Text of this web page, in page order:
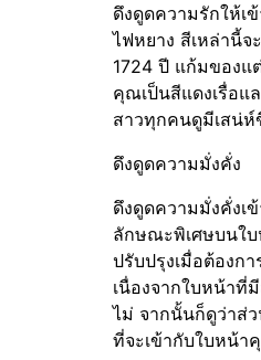
ดึงดูดความรักให้
ไฟหยาง สีเหล่านี้
1724 ปี แก้มของแ
คุณเป็นสีแดงเรื่อแ
สาวทุกคนดูมีเสน่ห์
ดึงดูดความมั่งคั่ง
ดึงดูดความมั่งคั่งเ
ลักษณะพิเศษบนใบ
ปรับปรุงเมื่อต้องก
เนื่องจากใบหน้าที่
ไม่ จากนั้นก็ดูว่าส่
ที่จะเข้ากับใบหน้